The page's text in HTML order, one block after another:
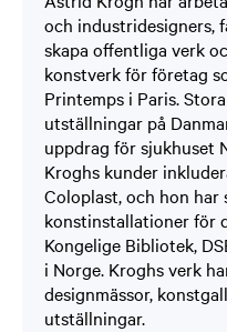
och industridesigners,
skapa offentliga verk
konstverk för företag
Printemps i Paris.
utställningar på
uppdrag för sjukhuset
Kroghs kunder
Coloplast, och hon har
konstinstallationer för
Kongelige Bibliotek,
i Norge. Kroghs verk
designmässor,
utställningar.